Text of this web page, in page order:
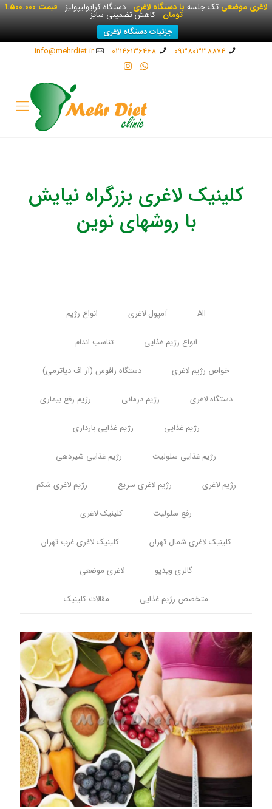
لاغری موضعیتک جلسهبا دستگاه لاغری- دستگاه کرایولیپولیز - قیمت 1.500.000
تومان- کاهش تضمینی سایز
جزئیات دستگاه لاغری
09380338874
02146136468
info@mehrdiet.ir
کلینیک لاغری بزرگراه نیایش
با روشهای نوین
All آمپول لاغری انواع رژیم
انواع رژیم غذایی تناسب اندام
خواص رژیم لاغری دستگاه رافوس (آر اف دیاترمی)
دستگاه لاغری رژیم درمانی رژیم رفع بیماری
رژیم غذایی رژیم غذایی بارداری
رژیم غذایی سلولیت رژیم غذایی شیردهی
رژیم لاغری رژیم لاغری سریع رژیم لاغری شکم
رفع سلولیت کلینیک لاغری
کلینیک لاغری شمال تهران کلینیک لاغری غرب تهران
گالری ویدیو لاغری موضعی
متخصص رژیم غذایی مقالات کلینیک